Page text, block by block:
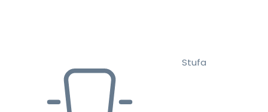
Stufa